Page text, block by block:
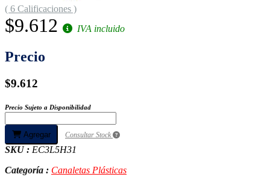
( 6 Calificaciones )
$9.612 IVA incluido
Precio
$9.612
Precio Sujeto a Disponibilidad
Agregar Consultar Stock
SKU : EC3L5H31
Categoría : Canaletas Plásticas